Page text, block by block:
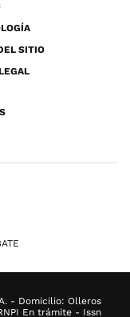
SITIO
- Domicilio: Olleros
En trámite - Issn